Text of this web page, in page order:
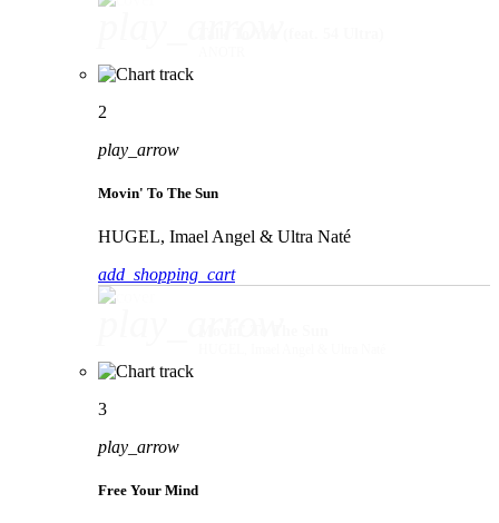
2
play_arrow
Movin' To The Sun
HUGEL, Imael Angel & Ultra Naté
add_shopping_cart
3
play_arrow
Free Your Mind